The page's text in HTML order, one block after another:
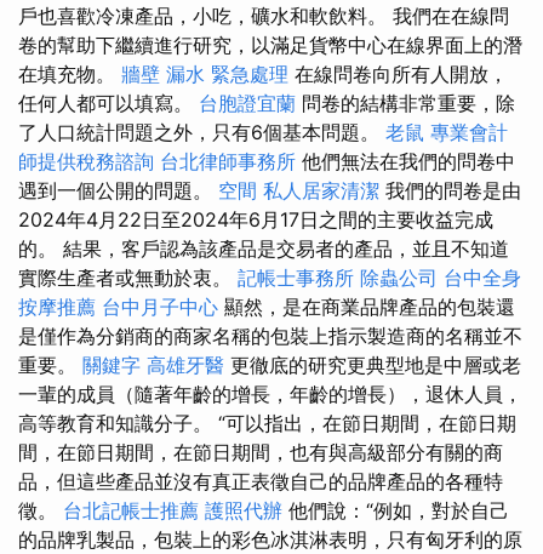
戶也喜歡冷凍產品，小吃，礦水和軟飲料。 我們在在線問
卷的幫助下繼續進行研究，以滿足貨幣中心在線界面上的潛
在填充物。 牆壁 漏水 緊急處理 在線問卷向所有人開放，
任何人都可以填寫。 台胞證宜蘭 問卷的結構非常重要，除
了人口統計問題之外，只有6個基本問題。 老鼠 專業會計
師提供稅務諮詢 台北律師事務所 他們無法在我們的問卷中
遇到一個公開的問題。 空間 私人居家清潔 我們的問卷是由
2024年4月22日至2024年6月17日之間的主要收益完成
的。 結果，客戶認為該產品是交易者的產品，並且不知道
實際生產者或無動於衷。 記帳士事務所 除蟲公司 台中全身
按摩推薦 台中月子中心 顯然，是在商業​​品牌產品的包裝還
是僅作為分銷商的商家名稱的包裝上指示製造商的名稱並不
重要。 關鍵字 高雄牙醫 更徹底的研究更典型地是中層或老
一輩的成員（隨著年齡的增長，年齡的增長），退休人員，
高等教育和知識分子。 “可以指出，在節日期間，在節日期
間，在節日期間，在節日期間，也有與高級部分有關的商
品，但這些產品並沒有真正表徵自己的品牌產品的各種特
徵。 台北記帳士推薦 護照代辦 他們說：“例如，對於自己
的品牌乳製品，包裝上的彩色冰淇淋表明，只有匈牙利的原